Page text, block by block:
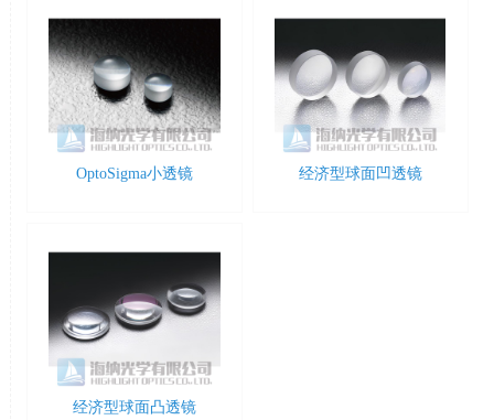
OptoSigma小透镜 经济型球面凹透镜
经济型球面凸透镜